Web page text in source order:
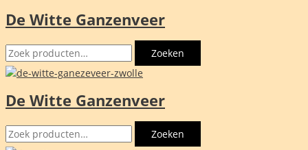
Ga
de
inhoud
De Witte Ganzenveer
Zoeken
naar:
Zoeken
De Witte Ganzenveer
Zoeken
naar:
Zoeken